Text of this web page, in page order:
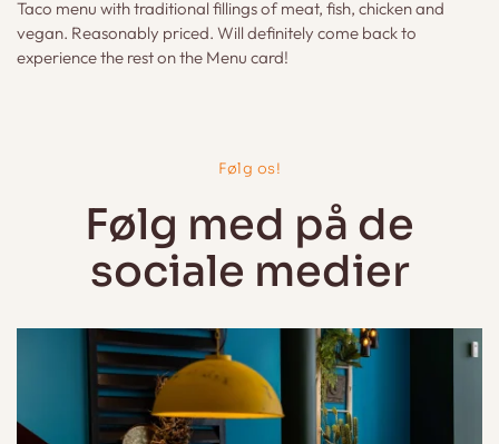
Taco menu with traditional fillings of meat, fish, chicken and
vegan. Reasonably priced. Will definitely come back to
experience the rest on the Menu card!
Følg os!
Følg med på de
sociale medier​